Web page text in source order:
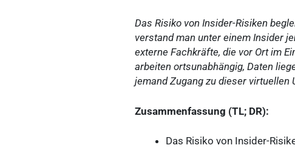
Das Risiko von Insider-Risiken
verstand man unter einem Insider
externe Fachkräfte, die vor Ort im
arbeiten ortsunabhängig, Daten
jemand Zugang zu dieser virtuellen
Zusammenfassung (TL; DR):
Das Risiko von Insider-